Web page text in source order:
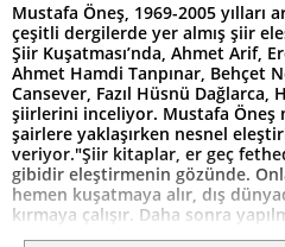
Mustafa Öneş, 1969-2005 yılları
çeşitli dergilerde yer almış şiir
Şiir Kuşatması’nda, Ahmet Arif,
Ahmet Hamdi Tanpınar, Behçet
Cansever, Fazıl Hüsnü Dağlarca,
şiirlerini inceliyor. Mustafa Öneş
şairlere yaklaşırken nesnel
veriyor."Şiir kitaplar, er geç
gibidir eleştirmenin gözünde.
hemen kuşatmaya alır, dış
kırmaya çalışır. Daha sonra
adım daraltarak içeriğe